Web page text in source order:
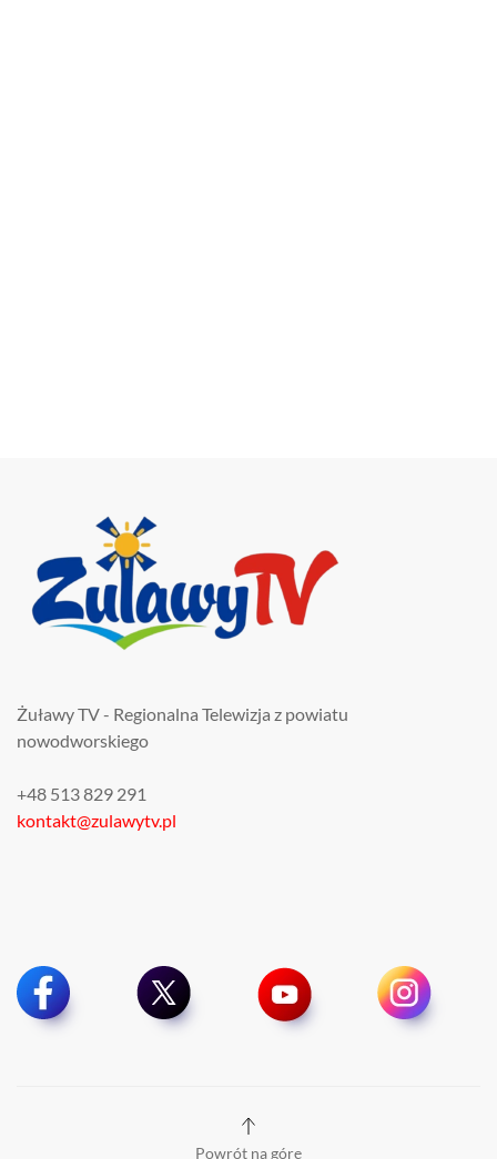
Żuławy TV - Regionalna Telewizja z powiatu
nowodworskiego
+48 513 829 291
kontakt@zulawytv.pl
Powrót na górę